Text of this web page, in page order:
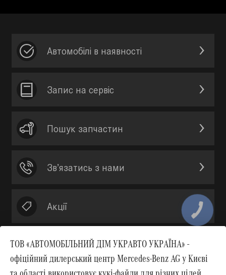
ТОВ «АВТОМОБІЛЬНИЙ ДІМ УКРАВТО УКРАЇНА» -
офіційний дилерський центр Mercedes-Benz AG у Києві
та області використовує кукі-файли для різних цілей.
Автомобілі в наявності
Запис на сервic
Пошук запчастин
Зв’язатись з нами
Акції
Вгору